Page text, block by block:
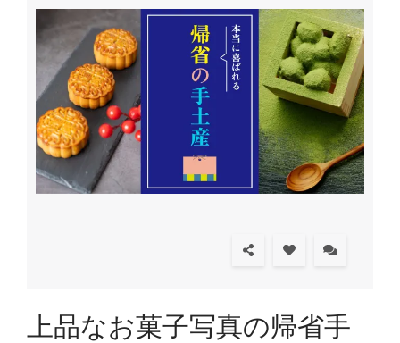
上品なお菓子写真の帰省手